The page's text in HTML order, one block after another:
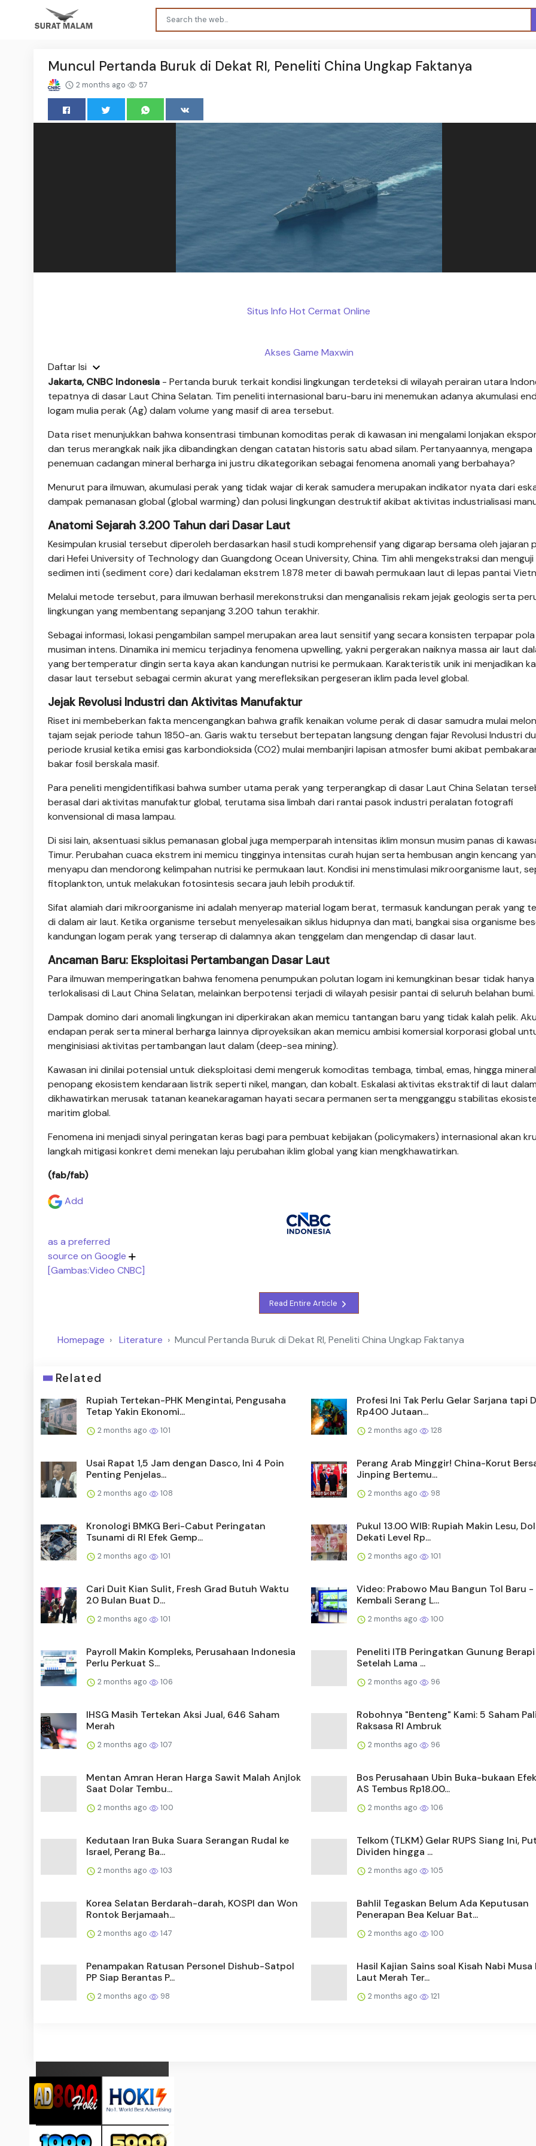
Muncul Pertanda Buruk di Dekat RI, Peneliti China Ungkap Faktanya
2 months ago 57
Situs Info Hot Cermat Online
Akses Game Maxwin
Daftar Isi
Jakarta, CNBC Indonesia - Pertanda buruk terkait kondisi lingkungan terdeteksi di wilayah perairan utara
tepatnya di dasar Laut China Selatan. Tim peneliti internasional baru-baru ini menemukan adanya akumulasi
logam mulia perak (Ag) dalam volume yang masif di area tersebut.
Data riset menunjukkan bahwa konsentrasi timbunan komoditas perak di kawasan ini mengalami lonjakan
dan terus merangkak naik jika dibandingkan dengan catatan historis satu abad silam. Pertanyaannya, mengapa
penemuan cadangan mineral berharga ini justru dikategorikan sebagai fenomena anomali yang berbahaya?
Menurut para ilmuwan, akumulasi perak yang tidak wajar di kerak samudera merupakan indikator nyata dari
dampak pemanasan global (global warming) dan polusi lingkungan destruktif akibat aktivitas industrialisasi
Anatomi Sejarah 3.200 Tahun dari Dasar Laut
Kesimpulan krusial tersebut diperoleh berdasarkan hasil studi komprehensif yang digarap bersama oleh jajaran
dari Hefei University of Technology dan Guangdong Ocean University, China. Tim ahli mengekstraksi dan menguji
sedimen inti (sediment core) dari kedalaman ekstrem 1.878 meter di bawah permukaan laut di lepas pantai
Melalui metode tersebut, para ilmuwan berhasil merekonstruksi dan menganalisis rekam jejak geologis serta
lingkungan yang membentang sepanjang 3.200 tahun terakhir.
Sebagai informasi, lokasi pengambilan sampel merupakan area laut sensitif yang secara konsisten terpapar pola
musiman intens. Dinamika ini memicu terjadinya fenomena upwelling, yakni pergerakan naiknya massa air laut
yang bertemperatur dingin serta kaya akan kandungan nutrisi ke permukaan. Karakteristik unik ini menjadikan
dasar laut tersebut sebagai cermin akurat yang merefleksikan pergeseran iklim pada level global.
Jejak Revolusi Industri dan Aktivitas Manufaktur
Riset ini membeberkan fakta mencengangkan bahwa grafik kenaikan volume perak di dasar samudra mulai
tajam sejak periode tahun 1850-an. Garis waktu tersebut bertepatan langsung dengan fajar Revolusi Industri
periode krusial ketika emisi gas karbondioksida (CO2) mulai membanjiri lapisan atmosfer bumi akibat
bakar fosil berskala masif.
Para peneliti mengidentifikasi bahwa sumber utama perak yang terperangkap di dasar Laut China Selatan
berasal dari aktivitas manufaktur global, terutama sisa limbah dari rantai pasok industri peralatan fotografi
konvensional di masa lampau.
Di sisi lain, aksentuasi siklus pemanasan global juga memperparah intensitas iklim monsun musim panas di
Timur. Perubahan cuaca ekstrem ini memicu tingginya intensitas curah hujan serta hembusan angin kencang
menyapu dan mendorong kelimpahan nutrisi ke permukaan laut. Kondisi ini menstimulasi mikroorganisme laut,
fitoplankton, untuk melakukan fotosintesis secara jauh lebih produktif.
Sifat alamiah dari mikroorganisme ini adalah menyerap material logam berat, termasuk kandungan perak yang
di dalam air laut. Ketika organisme tersebut menyelesaikan siklus hidupnya dan mati, bangkai sisa organisme
kandungan logam perak yang terserap di dalamnya akan tenggelam dan mengendap di dasar laut.
Ancaman Baru: Eksploitasi Pertambangan Dasar Laut
Para ilmuwan memperingatkan bahwa fenomena penumpukan polutan logam ini kemungkinan besar tidak hanya
terlokalisasi di Laut China Selatan, melainkan berpotensi terjadi di wilayah pesisir pantai di seluruh belahan bumi.
Dampak domino dari anomali lingkungan ini diperkirakan akan memicu tantangan baru yang tidak kalah pelik.
endapan perak serta mineral berharga lainnya diproyeksikan akan memicu ambisi komersial korporasi global
menginisiasi aktivitas pertambangan laut dalam (deep-sea mining).
Kawasan ini dinilai potensial untuk dieksploitasi demi mengeruk komoditas tembaga, timbal, emas, hingga
penopang ekosistem kendaraan listrik seperti nikel, mangan, dan kobalt. Eskalasi aktivitas ekstraktif di laut dalam
dikhawatirkan merusak tatanan keanekaragaman hayati secara permanen serta mengganggu stabilitas
maritim global.
Fenomena ini menjadi sinyal peringatan keras bagi para pembuat kebijakan (policymakers) internasional akan
langkah mitigasi konkret demi menekan laju perubahan iklim global yang kian mengkhawatirkan.
(fab/fab)
Add
as a preferred
source on Google
[Gambas:Video CNBC]
Read Entire Article
Homepage Literature Muncul Pertanda Buruk di Dekat RI, Peneliti China Ungkap Faktanya
Related
Rupiah Tertekan-PHK Mengintai, Pengusaha
Tetap Yakin Ekonomi...
2 months ago 101
Profesi Ini Tak Perlu Gelar Sarjana tapi
Rp400 Jutaan...
2 months ago 128
Usai Rapat 1,5 Jam dengan Dasco, Ini 4 Poin
Penting Penjelas...
2 months ago 108
Perang Arab Minggir! China-Korut
Jinping Bertemu...
2 months ago 98
Kronologi BMKG Beri-Cabut Peringatan
Tsunami di RI Efek Gemp...
2 months ago 101
Pukul 13.00 WIB: Rupiah Makin Lesu,
Dekati Level Rp...
2 months ago 101
Cari Duit Kian Sulit, Fresh Grad Butuh Waktu
20 Bulan Buat D...
2 months ago 101
Video: Prabowo Mau Bangun Tol Baru -
Kembali Serang L...
2 months ago 100
Payroll Makin Kompleks, Perusahaan Indonesia
Perlu Perkuat S...
2 months ago 106
Peneliti ITB Peringatkan Gunung
Setelah Lama ...
2 months ago 96
IHSG Masih Tertekan Aksi Jual, 646 Saham
Merah
2 months ago 107
Robohnya "Benteng" Kami: 5 Saham
Raksasa RI Ambruk
2 months ago 96
Mentan Amran Heran Harga Sawit Malah Anjlok
Saat Dolar Tembu...
2 months ago 100
Bos Perusahaan Ubin Buka-bukaan
AS Tembus Rp18.00...
2 months ago 106
Kedutaan Iran Buka Suara Serangan Rudal ke
Israel, Perang Ba...
2 months ago 103
Telkom (TLKM) Gelar RUPS Siang Ini,
Dividen hingga ...
2 months ago 105
Korea Selatan Berdarah-darah, KOSPI dan Won
Rontok Berjamaah...
2 months ago 147
Bahlil Tegaskan Belum Ada Keputusan
Penerapan Bea Keluar Bat...
2 months ago 100
Penampakan Ratusan Personel Dishub-Satpol
PP Siap Berantas P...
2 months ago 98
Hasil Kajian Sains soal Kisah Nabi Musa
Laut Merah Ter...
2 months ago 121